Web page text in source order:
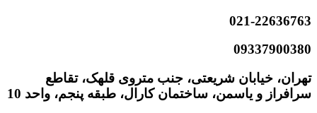
021-22636763
09337900380
تهران، خیابان شریعتی، جنب متروی قلهک، تقاطع
سرافراز و یاسمن، ساختمان کارال، طبقه پنجم، واحد 10